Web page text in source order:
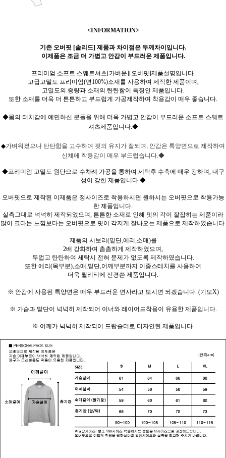
<INFORMATION>
기존 오버핏 [솔리드] 제품과 차이점은 두께차이입니다.
이제품은 조금 더 가볍고 안감이 부드러운 제품입니다.
프리미엄 소프트 스웨트셔츠[가벼운][오버핏]제품설명입니다.
고급고밀도 프리미엄(면100%)소재를 사용하여 제작한 제품이며,
고밀도의 중량과 소재의 탄탄함이 특징인 제품입니다.
또한 소재를 더욱 더 튼튼하고 부드럽게 가공제작하여 착용감이 매우 좋습니다.
◆몸의 터치감에 예민하신 분들을 위해 더욱 가볍고 안감이 부드러운 소프트 스웨트
셔츠제품입니다.◆
◆가벼워졌으나 탄탄함을 고수하여 핏의 유지가 잘되며, 안감은 특양면으로 제작하여
신체에 착용감이 매우 부드럽습니다.◆
◆프리미엄 고밀도 원단으로 수차례 가공을 통하여 세탁후 수축에 매우 강하며, 내구
성이 강한 제품입니다.◆
오버핏으로 제작된 이제품은 정사이즈로 착용하시면 원하시는 오버핏으로 착용가능
한 제품입니다.
실측그대로 넉넉히 제작되었으며, 튼튼한 소재로 인해 핏의 각이 잘잡히는 제품이라
많이 크다는 느낌보다는 오버핏으로 핏이 각지게 잘나오는 제품으로 제작하였습니다.
제품의 시보리(밑단,에리,소매)를
2배 강화하여 촘촘하게 제작하였으며,
두껍고 탄탄하여 세탁시 전혀 문제가 없도록 제작하였습니다.
또한 에리(목부분),소매,밑단,어께부분까지 이중스테치를 사용하여
더욱 퀄리티에 신경쓴 제품입니다.
※ 안감에 사용된 특양면은 매우 부드러운 면사라고 보시면 되겠습니다. (기모X)
※ 가슴과 밑단이 넉넉히 제작되어 이너와 레이어드착용이 유용한 제품입니다.
※ 어께가 넉넉히 제작되어 드랍숄더로 디자인된 제품입니다.